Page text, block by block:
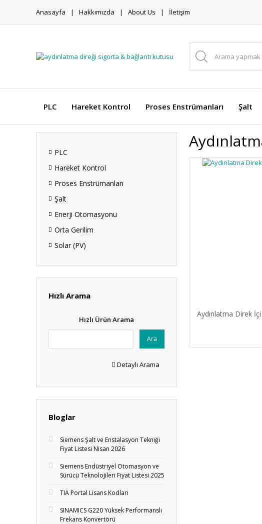
Anasayfa Hakkımızda About Us İletişim
PLC Hareket Kontrol Proses Enstrümanları Şalt
PLC
Hareket Kontrol
Proses Enstrümanları
Şalt
Enerji Otomasyonu
Orta Gerilim
Solar (PV)
Hızlı Arama
Hızlı Ürün Arama
Ara
Detaylı Arama
Bloglar
Siemens Şalt ve Enstalasyon Tekniği
Fiyat Listesi Nisan 2026
Siemens Endüstriyel Otomasyon ve
Sürücü Teknolojileri Fiyat Listesi 2025
TIA Portal Lisans Kodları
SINAMICS G220 Yüksek Performanslı
Frekans Konvertörü
Aydınlatma Direk